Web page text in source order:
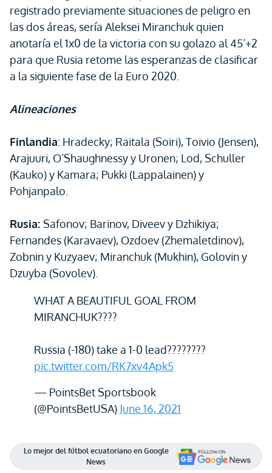
registrado previamente situaciones de peligro en
las dos áreas, sería Aleksei Miranchuk quien
anotaría el 1x0 de la victoria con su golazo al 45’+2
para que Rusia retome las esperanzas de clasificar
a la siguiente fase de la Euro 2020.
Alineaciones
Finlandia: Hradecky; Raitala (Soiri), Toivio (Jensen),
Arajuuri, O’Shaughnessy y Uronen; Lod, Schuller
(Kauko) y Kamara; Pukki (Lappalainen) y
Pohjanpalo.
Rusia: Safonov; Barinov, Diveev y Dzhikiya;
Fernandes (Karavaev), Ozdoev (Zhemaletdinov),
Zobnin y Kuzyaev; Miranchuk (Mukhin), Golovin y
Dzuyba (Sovolev).
WHAT A BEAUTIFUL GOAL FROM
MIRANCHUK????
Russia (-180) take a 1-0 lead????????
pic.twitter.com/RK7xv4Apk5
— PointsBet Sportsbook
(@PointsBetUSA) June 16, 2021
Lo mejor del fútbol ecuatoriano en Google
News